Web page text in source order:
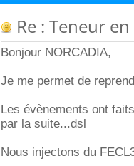
Re : Teneur
Bonjour NORCADIA,
Je me permet de
Les évènements ont
par la suite...dsl
Nous injectons du